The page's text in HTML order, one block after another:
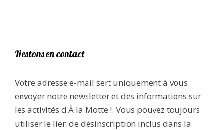
Restons en contact
Votre adresse e-mail sert uniquement à vous
envoyer notre newsletter et des informations sur
les activités d'À la Motte !. Vous pouvez toujours
utiliser le lien de désinscription inclus dans la